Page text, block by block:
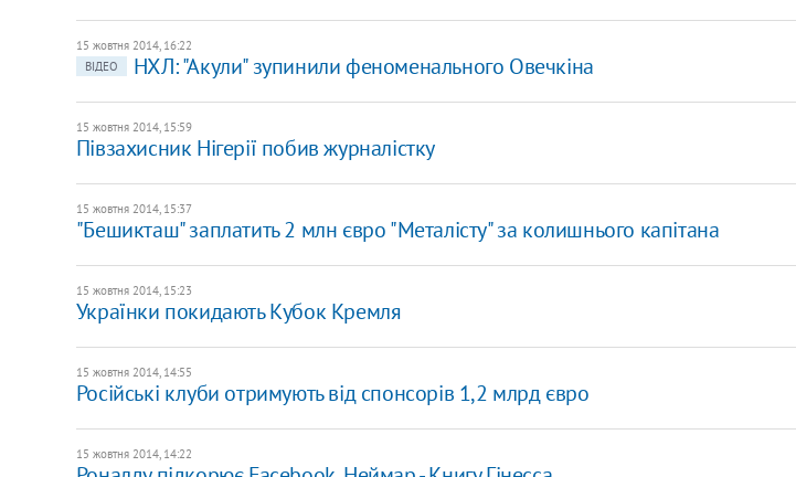
15 жовтня 2014, 16:22
ВІДЕО
НХЛ: "Акули" зупинили феноменального Овечкіна
15 жовтня 2014, 15:59
Півзахисник Нігерії побив журналістку
15 жовтня 2014, 15:37
"Бешикташ" заплатить 2 млн євро "Металісту" за колишнього капітана
15 жовтня 2014, 15:23
Українки покидають Кубок Кремля
15 жовтня 2014, 14:55
Російські клуби отримують від спонсорів 1,2 млрд євро
15 жовтня 2014, 14:22